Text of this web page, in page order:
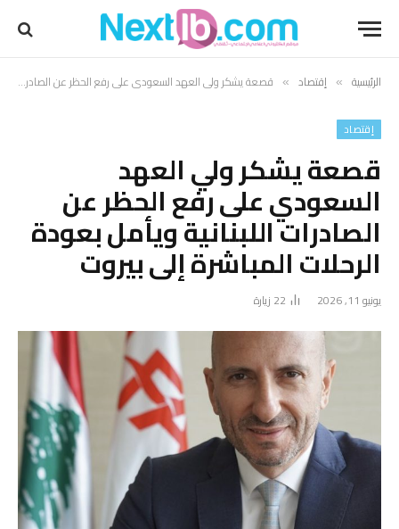
الرئيسية » إقتصاد » قصعة يشكر ولي العهد السعودي على رفع الحظر عن الصادرات اللبنانية ويأمل بعودة الرحلات المباشرة إلى بيروت
إقتصاد
قصعة يشكر ولي العهد
السعودي على رفع الحظر عن
الصادرات اللبنانية ويأمل بعودة
الرحلات المباشرة إلى بيروت
يونيو 11, 2026 22 زيارة